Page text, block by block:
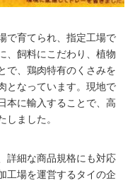
で育てられ、指定工場で
、飼料にこだわり、植物
で、鶏肉特有のくさみを
となっています。現地で
本に輸入することで、高
しました。
詳細な商品規格にも対応
工場を運営するタイの企